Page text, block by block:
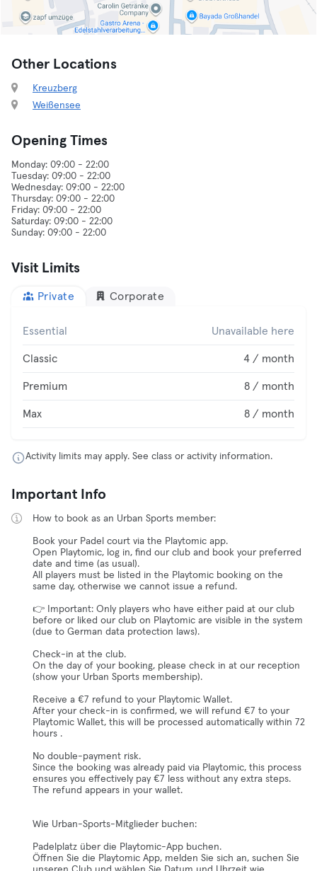
Other Locations
Kreuzberg
Weißensee
Opening Times
Monday: 09:00 - 22:00
Tuesday: 09:00 - 22:00
Wednesday: 09:00 - 22:00
Thursday: 09:00 - 22:00
Friday: 09:00 - 22:00
Saturday: 09:00 - 22:00
Visit Limits
Private Corporate
Essential Unavailable here
Classic 4 / month
Premium 8 / month
Max 8 / month
Activity limits may apply. See class or activity information.
Important Info
How to book as an Urban Sports member:
Book your Padel court via the Playtomic app.
Open Playtomic, log in, find our club and book your preferred
date and time (as usual).
All players must be listed in the Playtomic booking on the
same day, otherwise we cannot issue a refund.
👉 Important: Only players who have either paid at our club
before or liked our club on Playtomic are visible in the system
(due to German data protection laws).
Check-in at the club.
On the day of your booking, please check in at our reception
(show your Urban Sports membership).
Receive a €7 refund to your Playtomic Wallet.
After your check-in is confirmed, we will refund €7 to your
Playtomic Wallet, this will be processed automatically within 72
hours .
No double-payment risk.
Since the booking was already paid via Playtomic, this process
ensures you effectively pay €7 less without any extra steps.
The refund appears in your wallet.
Wie Urban-Sports-Mitglieder buchen:
Padelplatz über die Playtomic-App buchen.
Öffnen Sie die Playtomic App, melden Sie sich an, suchen Sie